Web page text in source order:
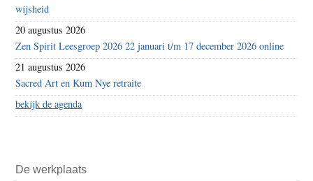
wijsheid
20 augustus 2026
Zen Spirit Leesgroep 2026 22 januari t/m 17 december 2026 online
21 augustus 2026
Sacred Art en Kum Nye retraite
bekijk de agenda
De werkplaats